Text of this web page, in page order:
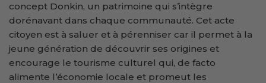
concept Donkin, un patrimoine qui s’intègre
dorénavant dans chaque communauté. Cet acte
citoyen est à saluer et à pérenniser car il permet à la
jeune génération de découvrir ses origines et
encourage le tourisme culturel qui, de facto
alimente l’économie locale et promeut les